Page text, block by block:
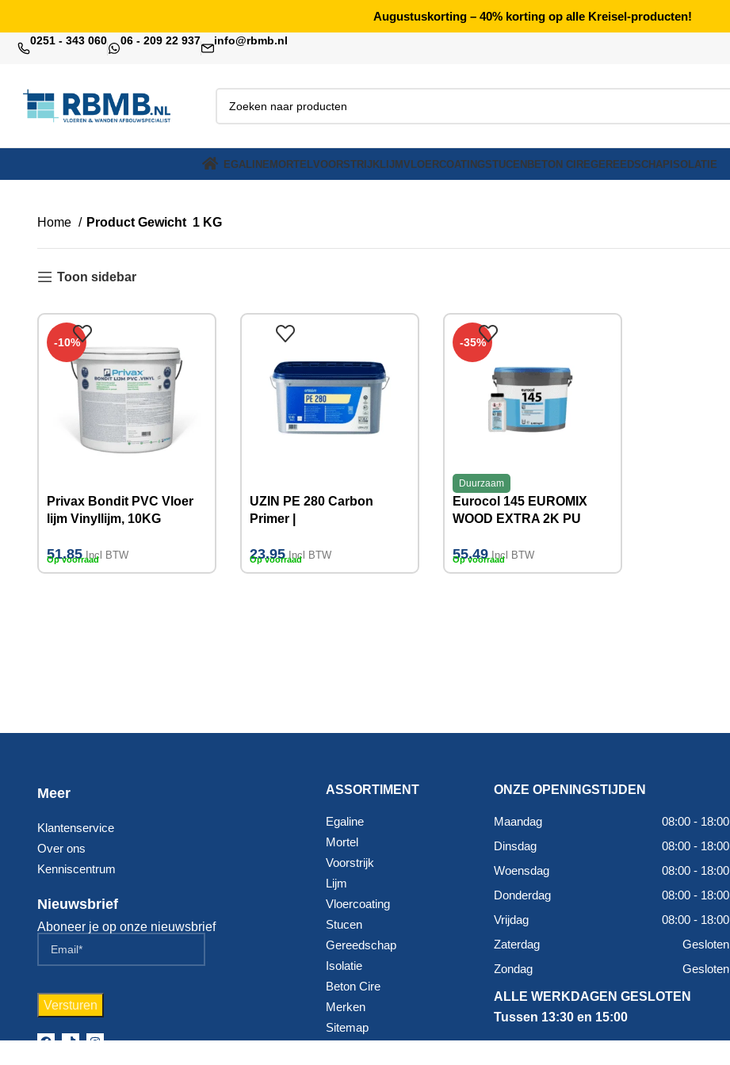
Augustuskorting – 40% korting op alle Kreisel-producten!
0251 - 343 060 06 - 209 22 937 info@rbmb.nl
EGALINEMORTELVOORSTRIJKLIJMVLOERCOATINGSTUCENBETON CIREGEREEDSCHAPISOLATIE
Home Product Gewicht 1 KG
Toon sidebar
-10%
Privax Bondit PVC Vloer
lijm Vinyllijm, 10KG
51.85 Incl BTW
Op voorraad
UZIN PE 280 Carbon
Primer |
12KG
23.95 Incl BTW
Op voorraad
-35%
Duurzaam
Eurocol 145 EUROMIX
WOOD EXTRA 2K PU
55.49 Incl BTW
Op voorraad
Meer
Klantenservice
Over ons
Kenniscentrum
Nieuwsbrief
Aboneer je op onze nieuwsbrief
ASSORTIMENT
Egaline
Mortel
Voorstrijk
Lijm
Vloercoating
Stucen
Gereedschap
Isolatie
Beton Cire
Merken
Sitemap
ONZE OPENINGSTIJDEN
Maandag
08:00 - 18:00
Dinsdag
08:00 - 18:00
Woensdag
08:00 - 18:00
Donderdag
08:00 - 18:00
Vrijdag
08:00 - 18:00
Zaterdag
Gesloten
Zondag
Gesloten
ALLE WERKDAGEN GESLOTEN
Tussen 13:30 en 15:00